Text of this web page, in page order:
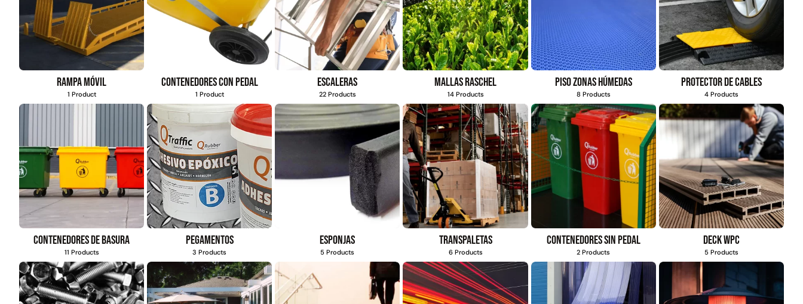
Rampa móvil
1 Product
Contenedores con pedal
1 Product
Escaleras
22 Products
Mallas Raschel
14 Products
Piso zonas húmedas
8 Products
Protector de cables
4 Products
Contenedores de basura
11 Products
Pegamentos
3 Products
Esponjas
5 Products
Transpaletas
6 Products
Contenedores sin pedal
2 Products
Deck WPC
5 Products